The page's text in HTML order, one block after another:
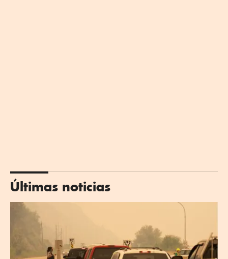
Últimas noticias